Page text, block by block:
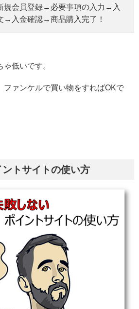
規会員登録→必要事項の入力→入
→入金確認→商品購入完了！
低いです。
ファンケルで買い物をすればOKで
トサイトの使い方